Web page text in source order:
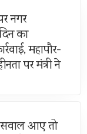
नगर
का
महापौर-
पर मंत्री ने
सवाल आए तो